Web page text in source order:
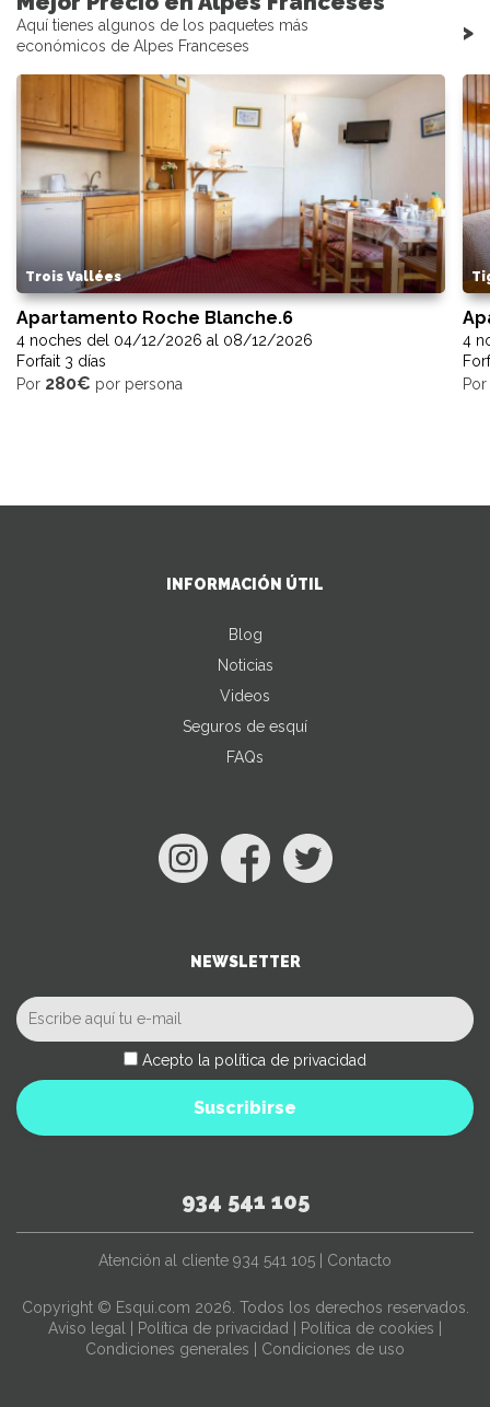
Aquí tienes algunos de los paquetes más
económicos de Alpes Franceses
>
Trois Vallées
Apartamento Roche Blanche.6
4 noches del 04/12/2026 al 08/12/2026
Forfait 3 días
Por 280€ por persona
4
Por
INFORMACIÓN ÚTIL
Blog
Noticias
Videos
Seguros de esquí
FAQs
NEWSLETTER
Acepto la política de privacidad
Suscribirse
934 541 105
Atención al cliente 934 541 105 Contacto
Copyright © Esqui.com 2026. Todos los derechos reservados.
Aviso legal
Política de privacidad Política de cookies
Condiciones generales
Condiciones de uso